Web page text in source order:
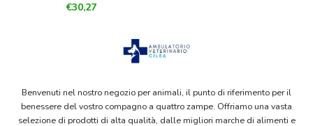
€30,27
Benvenuti nel nostro negozio per animali, il punto di riferimento per il
benessere del vostro compagno a quattro zampe. Offriamo una vasta
selezione di prodotti di alta qualità, dalle migliori marche di alimenti e